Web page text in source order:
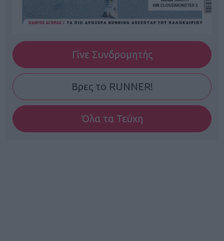
Γίνε Συνδρομητής
Βρες το RUNNER!
Όλα τα Τεύχη